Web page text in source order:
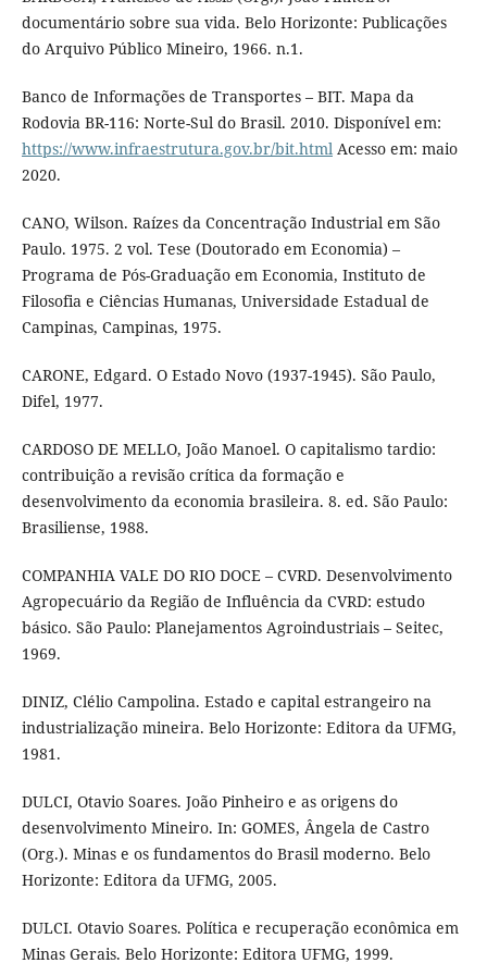
documentário sobre sua vida. Belo Horizonte: Publicações
do Arquivo Público Mineiro, 1966. n.1.
Banco de Informações de Transportes – BIT. Mapa da
Rodovia BR-116: Norte-Sul do Brasil. 2010. Disponível em:
https://www.infraestrutura.gov.br/bit.htmlAcesso em: maio
2020.
CANO, Wilson. Raízes da Concentração Industrial em São
Paulo. 1975. 2 vol. Tese (Doutorado em Economia) –
Programa de Pós-Graduação em Economia, Instituto de
Filosofia e Ciências Humanas, Universidade Estadual de
Campinas, Campinas, 1975.
CARONE, Edgard. O Estado Novo (1937-1945). São Paulo,
Difel, 1977.
CARDOSO DE MELLO, João Manoel. O capitalismo tardio:
contribuição a revisão crítica da formação e
desenvolvimento da economia brasileira. 8. ed. São Paulo:
Brasiliense, 1988.
COMPANHIA VALE DO RIO DOCE – CVRD. Desenvolvimento
Agropecuário da Região de Influência da CVRD: estudo
básico. São Paulo: Planejamentos Agroindustriais – Seitec,
1969.
DINIZ, Clélio Campolina. Estado e capital estrangeiro na
industrialização mineira. Belo Horizonte: Editora da UFMG,
1981.
DULCI, Otavio Soares. João Pinheiro e as origens do
desenvolvimento Mineiro. In: GOMES, Ângela de Castro
(Org.). Minas e os fundamentos do Brasil moderno. Belo
Horizonte: Editora da UFMG, 2005.
DULCI. Otavio Soares. Política e recuperação econômica em
Minas Gerais. Belo Horizonte: Editora UFMG, 1999.